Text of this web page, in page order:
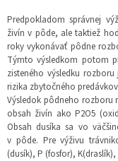
Predpokladom správnej
živín v pôde, ale taktiež
roky vykonávať pôdne
Týmto výsledkom potom
zisteného výsledku
rizika zbytočného
Výsledok pôdneho rozboru
obsah živín ako P2O5
Obsah dusíka sa vo
v pôde. Pre výživu
(dusík), P (fosfor),